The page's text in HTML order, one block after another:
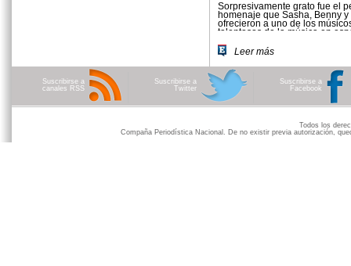
Sorpresivamente grato fue el
homenaje que Sasha, Benny y
ofrecieron a uno de los
talentosos de la música en
Leer más
Suscribirse a
canales RSS
Suscribirse a
Twitter
Suscribirse a
Facebook
Todos los
Compaña Periodística Nacional. De no existir previa autorización,